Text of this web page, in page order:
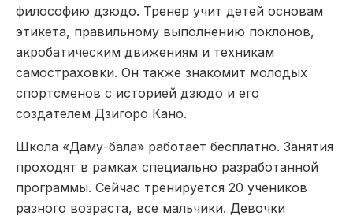
философию дзюдо. Тренер учит детей основам
этикета, правильному выполнению поклонов,
акробатическим движениям и техникам
самостраховки. Он также знакомит молодых
спортсменов с историей дзюдо и его
создателем Дзигоро Кано.
Школа «Даму-бала» работает бесплатно. Занятия
проходят в рамках специально разработанной
программы. Сейчас тренируется 20 учеников
разного возраста, все мальчики. Девочки